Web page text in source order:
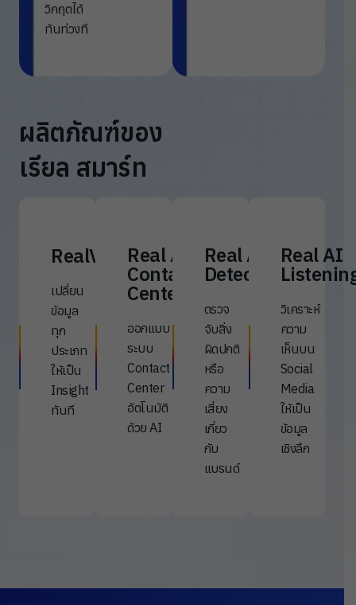
วิกฤตได้
ทันท่วงที
ผลิตภัณฑ์ของ
เรียล สมาร์ท
RealVision
เปลี่ยน
ข้อมูล
ทุก
ประเภท
ให้เป็น
Insight
ทันที
Real AI
Contact
Center
ออกแบบ
ระบบ
Contact
Center
อัตโนมัติ
ด้วย AI
Real AI
Detection
ตรวจ
จับสิ่ง
ผิดปกติ
หรือ
ความ
เสี่ยง
เกี่ยว
กับ
แบรนด์
Real AI
วิเคราะห์
ความ
เห็นบน
Social
Media
ให้เป็น
ข้อมูล
เชิงลึก